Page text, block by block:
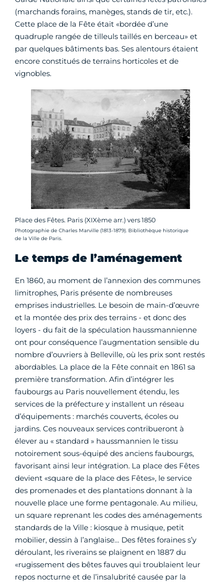
(marchands forains, manèges, stands de tir, etc.).
Cette place de la Fête était «bordée d’une
quadruple rangée de tilleuls taillés en berceau» et
par quelques bâtiments bas. Ses alentours étaient
encore constitués de terrains horticoles et de
vignobles.
Place des Fêtes. Paris (XIXème arr.) vers 1850
Crédit photo :
Photographie de Charles Marville (1813-1879). Bibliothèque historique
de la Ville de Paris.
Le temps de l’aménagement
En 1860, au moment de l’annexion des communes
limitrophes, Paris présente de nombreuses
emprises industrielles. Le besoin de main-d’œuvre
et la montée des prix des terrains - et donc des
loyers - du fait de la spéculation haussmannienne
ont pour conséquence l’augmentation sensible du
nombre d’ouvriers à Belleville, où les prix sont restés
abordables. La place de la Fête connait en 1861 sa
première transformation. Afin d’intégrer les
faubourgs au Paris nouvellement étendu, les
services de la préfecture y installent un réseau
d’équipements : marchés couverts, écoles ou
jardins. Ces nouveaux services contribueront à
élever au « standard » haussmannien le tissu
notoirement sous-équipé des anciens faubourgs,
favorisant ainsi leur intégration. La place des Fêtes
devient «square de la place des Fêtes», le service
des promenades et des plantations donnant à la
nouvelle place une forme pentagonale. Au milieu,
un square reprenant les codes des aménagements
standards de la Ville : kiosque à musique, petit
mobilier, dessin à l’anglaise… Des fêtes foraines s’y
déroulant, les riverains se plaignent en 1887 du
«rugissement des bêtes fauves qui troublaient leur
repos nocturne et de l’insalubrité causée par la